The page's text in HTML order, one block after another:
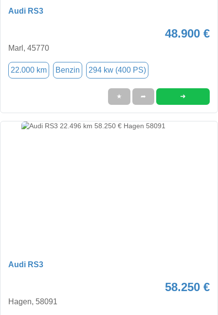
Audi RS3
48.900 €
Marl, 45770
22.000 km Benzin 294 kw (400 PS)
★ ➦ ➜
Audi RS3
58.250 €
Hagen, 58091